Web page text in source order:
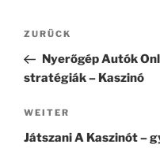
Beitragsnavigation
Vorheriger
Beitrag
ZURÜCK
Nyerőgép Autók
stratégiák – Kaszinó
Nächster
Beitrag
WEITER
Játszani A Kaszinót –